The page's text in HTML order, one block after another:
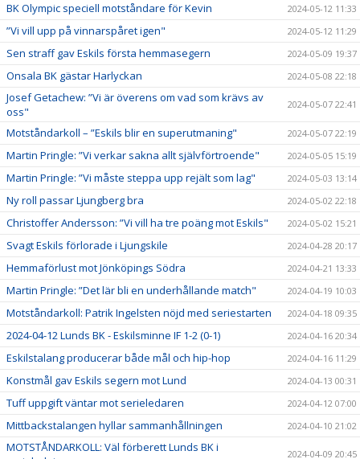
BK Olympic speciell motståndare för Kevin 2024-05-12 11:33
”Vi vill upp på vinnarspåret igen" 2024-05-12 11:29
Sen straff gav Eskils första hemmasegern 2024-05-09 19:37
Onsala BK gästar Harlyckan 2024-05-08 22:18
Josef Getachew: ”Vi är överens om vad som krävs av
oss"
2024-05-07 22:41
Motståndarkoll – ”Eskils blir en superutmaning" 2024-05-07 22:19
Martin Pringle: ”Vi verkar sakna allt självförtroende" 2024-05-05 15:19
Martin Pringle: ”Vi måste steppa upp rejält som lag" 2024-05-03 13:14
Ny roll passar Ljungberg bra 2024-05-02 22:18
Christoffer Andersson: ”Vi vill ha tre poäng mot Eskils" 2024-05-02 15:21
Svagt Eskils förlorade i Ljungskile 2024-04-28 20:17
Hemmaförlust mot Jönköpings Södra 2024-04-21 13:33
Martin Pringle: ”Det lär bli en underhållande match" 2024-04-19 10:03
Motståndarkoll: Patrik Ingelsten nöjd med seriestarten 2024-04-18 09:35
2024-04-12 Lunds BK - Eskilsminne IF 1-2 (0-1) 2024-04-16 20:34
Eskilstalang producerar både mål och hip-hop 2024-04-16 11:29
Konstmål gav Eskils segern mot Lund 2024-04-13 00:31
Tuff uppgift väntar mot serieledaren 2024-04-12 07:00
Mittbackstalangen hyllar sammanhållningen 2024-04-10 21:02
MOTSTÅNDARKOLL: Väl förberett Lunds BK i
2024-04-09 20:45